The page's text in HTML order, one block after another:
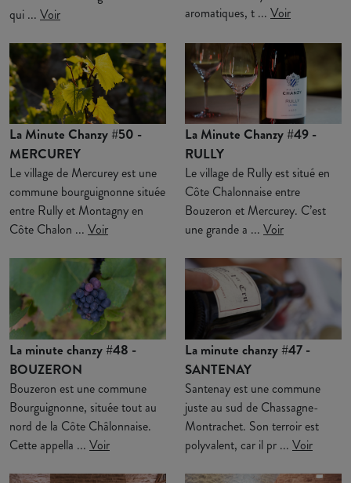
qui ... Voir
aromatiques, t ... Voir
La Minute Chanzy #50 -
MERCUREY
Le village de Mercurey est une
commune bourguignonne située
entre Rully et Montagny en
Côte Chalon ... Voir
La Minute Chanzy #49 -
RULLY
Le village de Rully est situé en
Côte Chalonnaise entre
Bouzeron et Mercurey. C’est
une grande a ... Voir
La minute chanzy #48 -
BOUZERON
Bouzeron est une commune
Bourguignonne, située tout au
nord de la Côte Châlonnaise.
Cette appella ... Voir
La minute chanzy #47 -
SANTENAY
Santenay est une commune
juste au sud de Chassagne-
Montrachet. Son terroir est
polyvalent, car il pr ... Voir